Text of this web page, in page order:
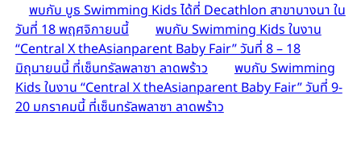
พบกับ บูธ Swimming Kids ได้ที่ Decathlon สาขาบางนา ใน
วันที่ 18 พฤศจิกายนนี้
พบกับ Swimming Kids ในงาน
“Central X theAsianparent Baby Fair” วันที่ 8 – 18
มิถุนายนนี้ ที่เซ็นทรัลพลาซา ลาดพร้าว
พบกับ Swimming
Kids ในงาน “Central X theAsianparent Baby Fair” วันที่ 9-
20 มกราคมนี้ ที่เซ็นทรัลพลาซา ลาดพร้าว